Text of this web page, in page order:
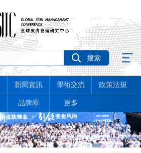
新聞資訊 學術交流 政策法規
品牌庫 更多